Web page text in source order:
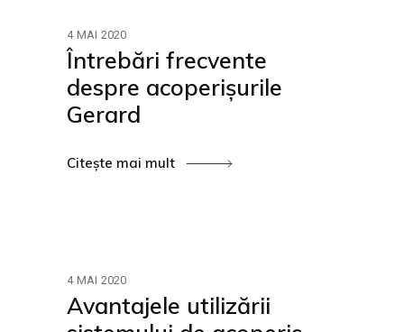
4 MAI 2020
Întrebări frecvente
despre acoperișurile
Gerard
Citește mai mult
4 MAI 2020
Avantajele utilizării